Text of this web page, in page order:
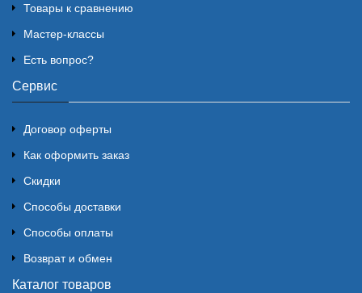
Товары к сравнению
Мастер-классы
Есть вопрос?
Сервис
Договор оферты
Как оформить заказ
Скидки
Способы доставки
Способы оплаты
Возврат и обмен
Каталог товаров